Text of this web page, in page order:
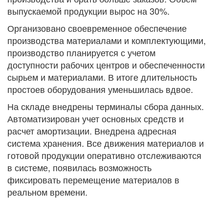
выпускаемой продукции вырос на 30%.
Организовано своевременное обеспечение
производства материалами и комплектующими,
производство планируется с учетом
доступности рабочих центров и обеспеченности
сырьем и материалами. В итоге длительность
простоев оборудования уменьшилась вдвое.
На складе внедрены терминалы сбора данных.
Автоматизирован учет основных средств и
расчет амортизации. Внедрена адресная
система хранения. Все движения материалов и
готовой продукции оперативно отслеживаются
в системе, появилась возможность
фиксировать перемещение материалов в
реальном времени.